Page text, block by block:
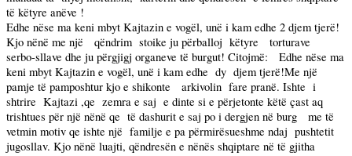
të këtyre anëve !
Edhe nëse ma keni mbyt Kajtazin e vogël, unë i kam edhe 2 djem tjerë!
Kjo nënë me një
qëndrim stoike ju përballoj këtyre
torturave
serbo-sllave dhe ju përgjigj organeve të burgut! Citojmë:
Edhe nëse ma
keni mbyt Kajtazin e vogël, unë i kam edhe dy djem tjerë!Me një
pamje të pamposhtur kjo e shikonte
arkivolin fare pranë. Ishte i
shtrire Kajtazi ,qe zemra e saj e dinte si e përjetonte këtë çast aq
trishtues për një nënë qe të dashurit e saj po i dergjen në burg
me të
vetmin motiv qe ishte një familje e pa përmirësueshme ndaj pushtetit
jugosllav. Kjo nënë luajti, qëndresën e nënës shqiptare në të gjitha